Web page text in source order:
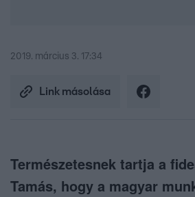
2019. március 3. 17:34
Link másolása
Természetesnek tartja a
Tamás, hogy a magyar